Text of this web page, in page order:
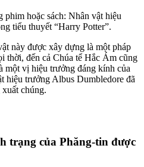
hoặc sách: Nhân vật hiệu
tiểu thuyết “Harry Potter”.
này được xây dựng là một pháp
thời, đến cả Chúa tể Hắc Ám cũng
một vị hiệu trưởng đáng kính của
hiệu trưởng Albus Dumbledore đã
chúng.
trạng của Phăng-tin được